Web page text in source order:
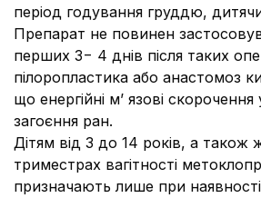
період годування груддю,
Препарат не повинен
перших 3− 4 днів після таких
пілоропластика або анастомоз
що енергійні м’ язові
загоєння ран.
Дітям від 3 до 14 років, а також
триместрах вагітності
призначають лише при